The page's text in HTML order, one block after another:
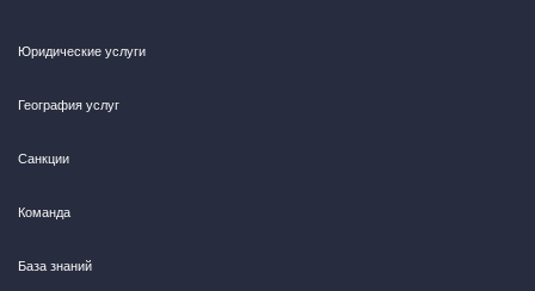
Юридические услуги
География услуг
Санкции
Команда
База знаний